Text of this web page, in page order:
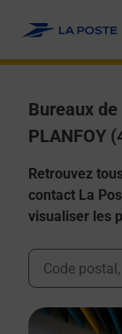
Bureaux
PLANFOY
Retrouvez
contact La
visualiser les
Ville,